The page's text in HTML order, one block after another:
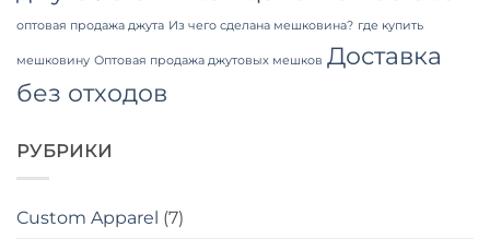
оптовая продажа джута Из чего сделана мешковина? где купить
мешковину Оптовая продажа джутовых мешков Доставка
без отходов
РУБРИКИ
Custom Apparel (7)